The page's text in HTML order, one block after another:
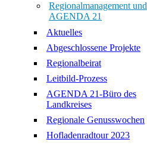
Regionalmanagement und
AGENDA 21
Aktuelles
Abgeschlossene Projekte
Regionalbeirat
Leitbild-Prozess
AGENDA 21-Büro des
Landkreises
Regionale Genusswochen
Hofladenradtour 2023